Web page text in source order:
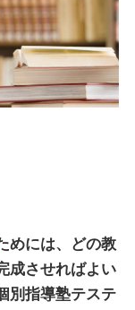
めには、どの教
成させればよい
別指導塾テステ